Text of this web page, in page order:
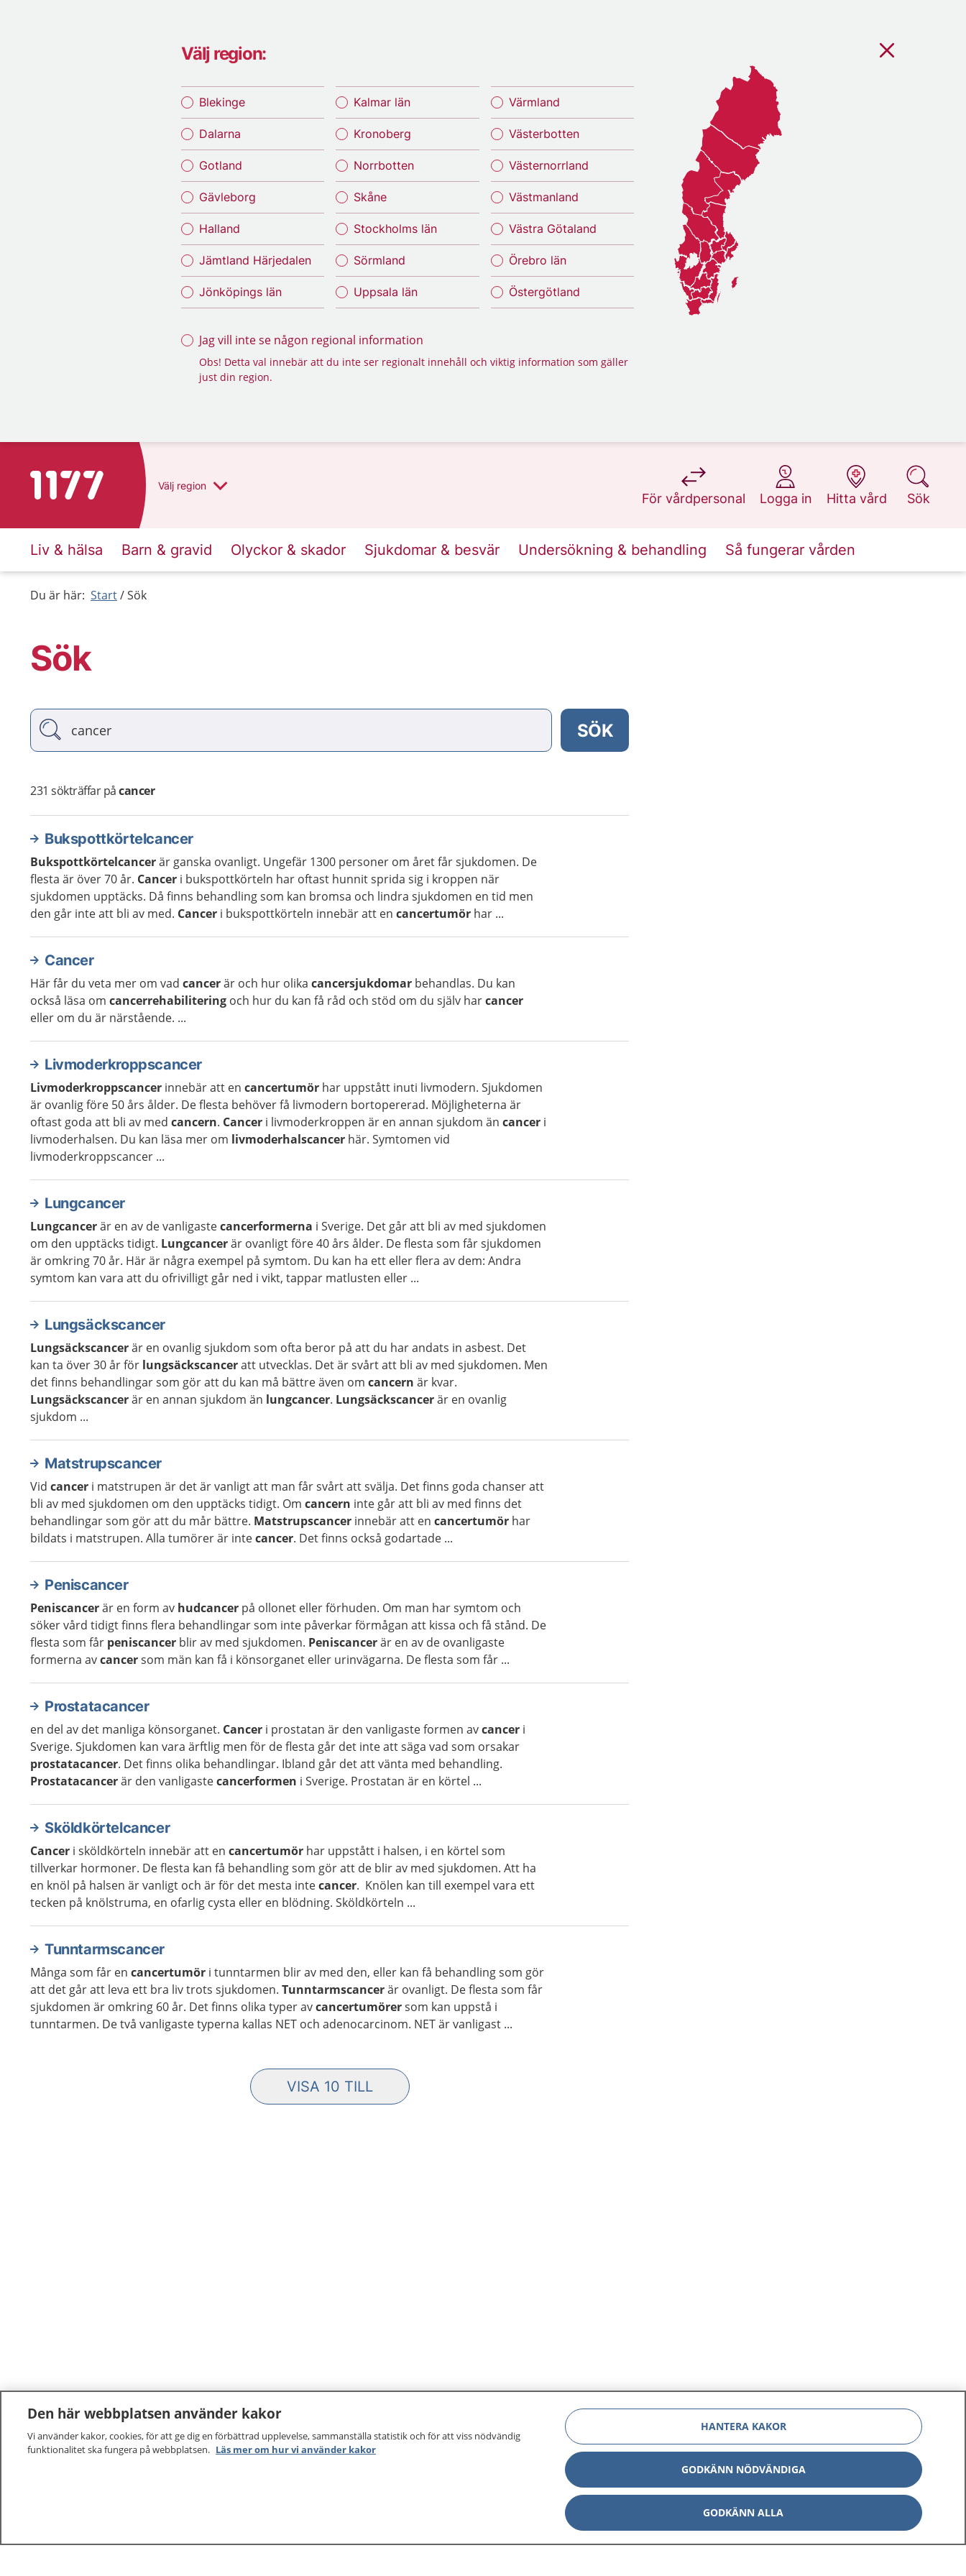
Välj region:
Blekinge
Dalarna
Gotland
Gävleborg
Halland
Jämtland Härjedalen
Jönköpings län
Kalmar län
Kronoberg
Norrbotten
Skåne
Stockholms län
Sörmland
Uppsala län
Värmland
Västerbotten
Västernorrland
Västmanland
Västra Götaland
Örebro län
Östergötland
Jag vill inte se någon regional information
Obs! Detta val innebär att du inte ser regionalt innehåll och viktig information som gäller
just din region.
Till startsidan för 1177 Välj region
För vårdpersonal
på 1177.se
Logga in
på 1177.se
Hitta vård
på 1177.se
Sök
på 1177.se
Liv & hälsa Barn & gravid Olyckor & skador Sjukdomar & besvär Undersökning & behandling Så fungerar vården
Du är här: Start Sök
Sök
Vad söker du? SÖK
231 sökträffar påcancer
Bukspottkörtelcancer
Bukspottkörtelcancerär ganska ovanligt. Ungefär 1300 personer om året får sjukdomen. De
flesta är över 70 år. Cancer i bukspottkörteln har oftast hunnit sprida sig i kroppen när
sjukdomen upptäcks. Då finns behandling som kan bromsa och lindra sjukdomen en tid men
den går inte att bli av med. Cancer i bukspottkörteln innebär att encancertumör har ...
Cancer
Här får du veta mer om vadcancerär och hur olikacancersjukdomar behandlas. Du kan
också läsa omcancerrehabilitering och hur du kan få råd och stöd om du själv harcancer
eller om du är närstående. ...
Livmoderkroppscancer
Livmoderkroppscancer innebär att encancertumör har uppstått inuti livmodern. Sjukdomen
är ovanlig före 50 års ålder. De flesta behöver få livmodern bortopererad. Möjligheterna är
oftast goda att bli av medcancern. Cancer i livmoderkroppen är en annan sjukdom äncancer i
livmoderhalsen. Du kan läsa mer om livmoderhalscancer här. Symtomen vid
livmoderkroppscancer ...
Lungcancer
Lungcancerär en av de vanligastecancerformerna i Sverige. Det går att bli av med sjukdomen
om den upptäcks tidigt. Lungcancerär ovanligt före 40 års ålder. De flesta som får sjukdomen
är omkring 70 år. Här är några exempel på symtom. Du kan ha ett eller flera av dem: Andra
symtom kan vara att du ofrivilligt går ned i vikt, tappar matlusten eller ...
Lungsäckscancer
Lungsäckscancerär en ovanlig sjukdom som ofta beror på att du har andats in asbest. Det
kan ta över 30 år för lungsäckscanceratt utvecklas. Det är svårt att bli av med sjukdomen. Men
det finns behandlingar som gör att du kan må bättre även omcancern är kvar.
Lungsäckscancerär en annan sjukdom än lungcancer. Lungsäckscancerär en ovanlig
sjukdom ...
Matstrupscancer
Vidcancer i matstrupen är det är vanligt att man får svårt att svälja. Det finns goda chanser att
bli av med sjukdomen om den upptäcks tidigt. Omcancern inte går att bli av med finns det
behandlingar som gör att du mår bättre. Matstrupscancer innebär att encancertumör har
bildats i matstrupen. Alla tumörer är intecancer. Det finns också godartade ...
Peniscancer
Peniscancerär en form av hudcancer på ollonet eller förhuden. Om man har symtom och
söker vård tidigt finns flera behandlingar som inte påverkar förmågan att kissa och få stånd. De
flesta som får peniscancer blir av med sjukdomen. Peniscancerär en av de ovanligaste
formerna avcancersom män kan få i könsorganet eller urinvägarna. De flesta som får ...
Prostatacancer
en del av det manliga könsorganet. Cancer i prostatan är den vanligaste formen avcancer i
Sverige. Sjukdomen kan vara ärftlig men för de flesta går det inte att säga vad som orsakar
prostatacancer. Det finns olika behandlingar. Ibland går det att vänta med behandling.
Prostatacancerär den vanligastecancerformen i Sverige. Prostatan är en körtel ...
Sköldkörtelcancer
Cancer i sköldkörteln innebär att encancertumör har uppstått i halsen, i en körtel som
tillverkar hormoner. De flesta kan få behandling som gör att de blir av med sjukdomen. Att ha
en knöl på halsen är vanligt och är för det mesta intecancer. Knölen kan till exempel vara ett
tecken på knölstruma, en ofarlig cysta eller en blödning. Sköldkörteln ...
Tunntarmscancer
Många som får encancertumör i tunntarmen blir av med den, eller kan få behandling som gör
att det går att leva ett bra liv trots sjukdomen.Tunntarmscancerär ovanligt. De flesta som får
sjukdomen är omkring 60 år. Det finns olika typer avcancertumörersom kan uppstå i
tunntarmen. De två vanligaste typerna kallas NET och adenocarcinom. NET är vanligast ...
VISA 10 TILL
10 FLER TRÄFFAR INLÄSTA. VISAR TOTALT 20 AV 231.
Den här webbplatsen använder kakor
Vi använder kakor, cookies, för att ge dig en förbättrad upplevelse, sammanställa statistik och för att viss nödvändig
funktionalitet ska fungera på webbplatsen. Läs mer om hur vi använder kakor
HANTERA KAKOR
GODKÄNN NÖDVÄNDIGA
GODKÄNN ALLA